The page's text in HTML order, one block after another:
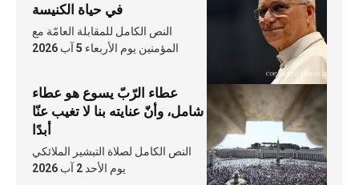
في حياة الكنيسة
النص الكامل للمقابلة العامّة مع
المؤمنين يوم الأربعاء 5 آب 2026
عطاء الرّبّ يسوع هو عطاء
شامل، وأنّ عنايته بنا لا تغيب عنّا
أبدًا
النص الكامل لصلاة التبشير الملائكي
يوم الأحد 2 آب 2026